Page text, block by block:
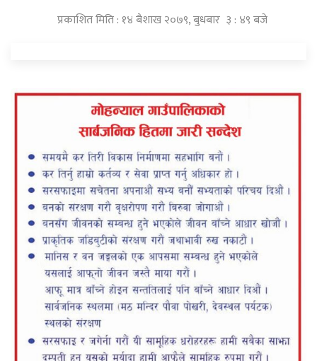
प्रकाशित मिति : १४ बैशाख २०७९, बुधबार ३ : ४९ बजे